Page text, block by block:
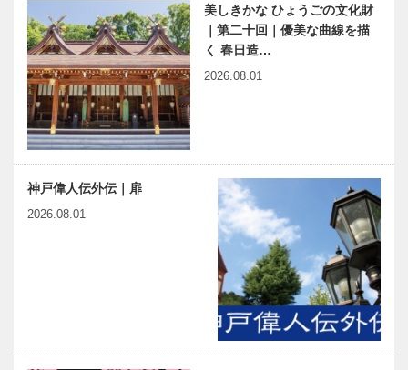
美しきかな ひょうごの文化財
｜第二十回｜優美な曲線を描
く 春日造…
2026.08.01
神戸偉人伝外伝｜扉
2026.08.01